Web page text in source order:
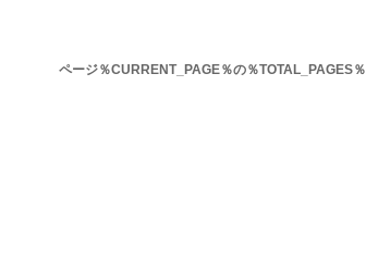
ページ％CURRENT_PAGE％の％TOTAL_PAGES％